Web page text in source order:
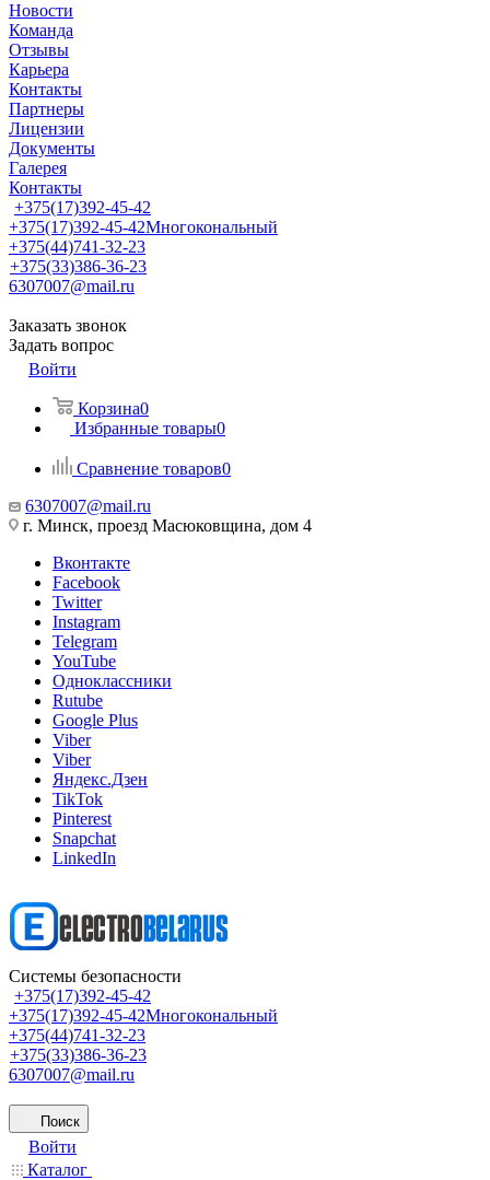
Новости
Команда
Отзывы
Карьера
Контакты
Партнеры
Лицензии
Документы
Галерея
Контакты
+375(17)392-45-42
+375(17)392-45-42Многокональный
+375(44)741-32-23
+375(33)386-36-23
6307007@mail.ru
Заказать звонок
Задать вопрос
Войти
Корзина0
Избранные товары0
Сравнение товаров0
6307007@mail.ru
г. Минск, проезд Масюковщина, дом 4
Вконтакте
Facebook
Twitter
Instagram
Telegram
YouTube
Одноклассники
Rutube
Google Plus
Viber
Viber
Яндекс.Дзен
TikTok
Pinterest
Snapchat
LinkedIn
Системы безопасности
+375(17)392-45-42
+375(17)392-45-42Многокональный
+375(44)741-32-23
+375(33)386-36-23
6307007@mail.ru
Поиск
Войти
Каталог